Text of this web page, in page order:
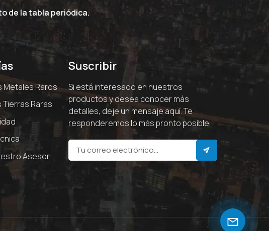
de la tabla periódica.
Metales Raros
Tierras Raras
Asesor
Suscribir
Si está interesado en nuestros
productos y desea conocer más
detalles, deje un mensaje aquí. Te
responderemos lo más pronto posible.